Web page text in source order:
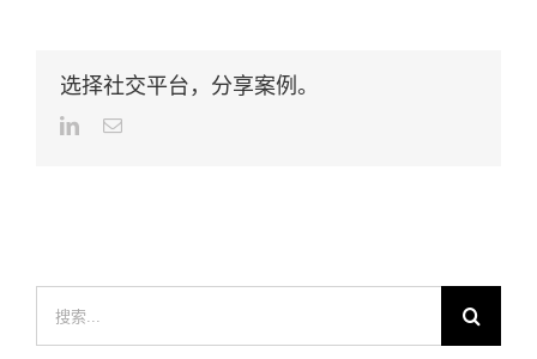
选择社交平台，分享案例。
LinkedInEmail